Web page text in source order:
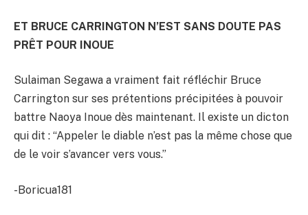
ET BRUCE CARRINGTON N’EST SANS DOUTE PAS
PRÊT POUR INOUE
Sulaiman Segawa a vraiment fait réfléchir Bruce
Carrington sur ses prétentions précipitées à pouvoir
battre Naoya Inoue dès maintenant. Il existe un dicton
qui dit : “Appeler le diable n’est pas la même chose que
de le voir s’avancer vers vous.”
-Boricua181